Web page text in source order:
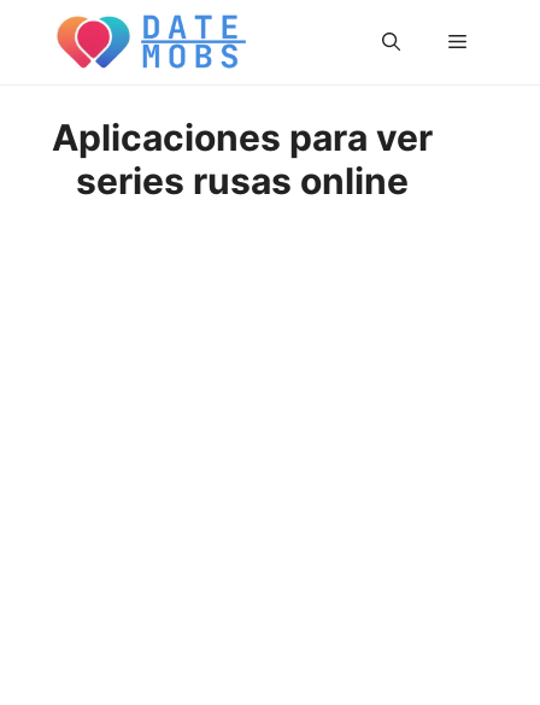
contenido
Menú
Aplicaciones para ver
series rusas online